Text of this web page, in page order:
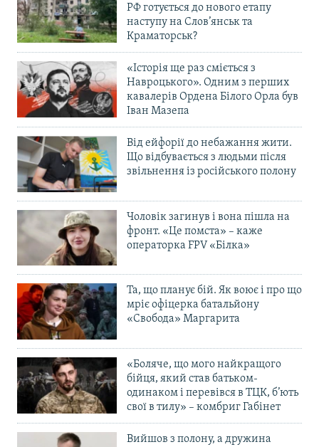
РФ готується до нового етапу
наступу на Слов’янськ та
Краматорськ?
«Історія ще раз сміється з
Навроцького». Одним з перших
кавалерів Ордена Білого Орла був
Іван Мазепа
Від ейфорії до небажання жити.
Що відбувається з людьми після
звільнення із російського полону
Чоловік загинув і вона пішла на
фронт. «Це помста» – каже
операторка FPV «Білка»
Та, що планує бій. Як воює і про що
мріє офіцерка батальйону
«Свобода» Маргарита
«Боляче, що мого найкращого
бійця, який став батьком-
одинаком і перевівся в ТЦК, б’ють
свої в тилу» – комбриг Габінет
Вийшов з полону, а дружина